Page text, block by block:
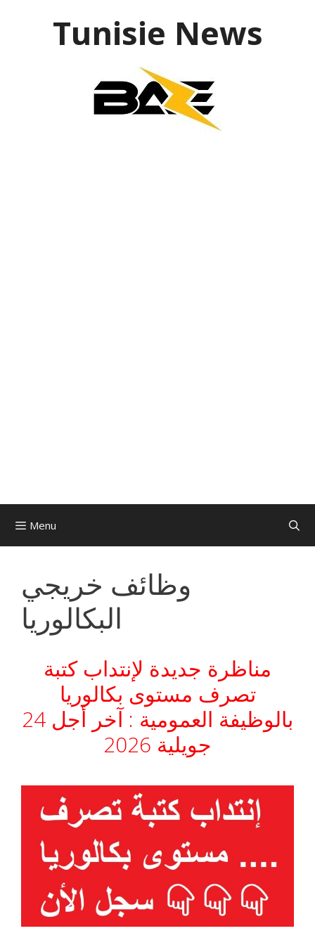
Tunisie News
Menu
وظائف خريجي
البكالوريا
مناظرة جديدة لإنتداب كتبة
تصرف مستوى بكالوريا
بالوظيفة العمومية : آخر أجل 24
جويلية 2026